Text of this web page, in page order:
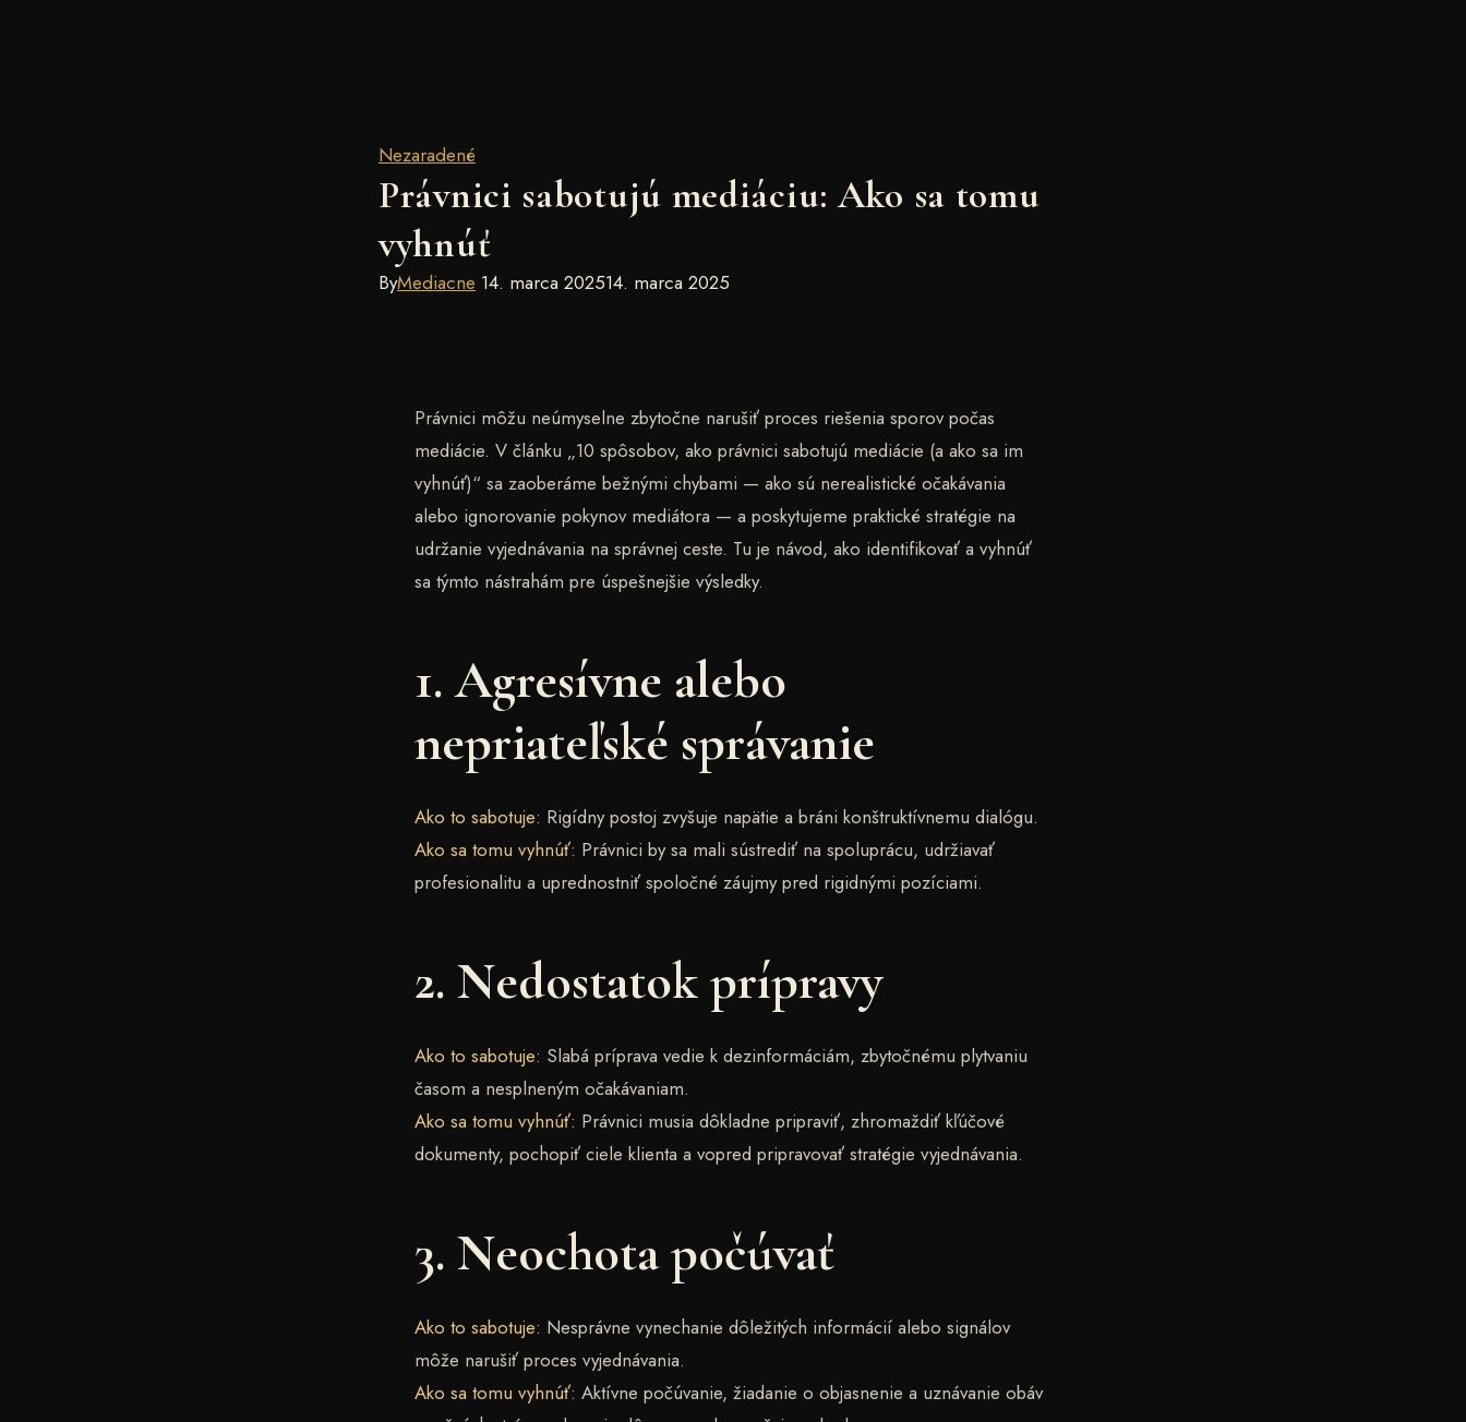
Nezaradené
Právnici sabotujú mediáciu: Ako sa tomu
vyhnúť
ByMediacne 14. marca 202514. marca 2025
Právnici môžu neúmyselne zbytočne narušiť proces riešenia sporov počas
mediácie. V článku „10 spôsobov, ako právnici sabotujú mediácie (a ako sa im
vyhnúť)“ sa zaoberáme bežnými chybami — ako sú nerealistické očakávania
alebo ignorovanie pokynov mediátora — a poskytujeme praktické stratégie na
udržanie vyjednávania na správnej ceste. Tu je návod, ako identifikovať a vyhnúť
sa týmto nástrahám pre úspešnejšie výsledky.
1. Agresívne alebo
nepriateľské správanie
Ako to sabotuje: Rigídny postoj zvyšuje napätie a bráni konštruktívnemu dialógu.
Ako sa tomu vyhnúť: Právnici by sa mali sústrediť na spoluprácu, udržiavať
profesionalitu a uprednostniť spoločné záujmy pred rigidnými pozíciami.
2. Nedostatok prípravy
Ako to sabotuje: Slabá príprava vedie k dezinformáciám, zbytočnému plytvaniu
časom a nesplneným očakávaniam.
Ako sa tomu vyhnúť: Právnici musia dôkladne pripraviť, zhromaždiť kľúčové
dokumenty, pochopiť ciele klienta a vopred pripravovať stratégie vyjednávania.
3. Neochota počúvať
Ako to sabotuje: Nesprávne vynechanie dôležitých informácií alebo signálov
môže narušiť proces vyjednávania.
Ako sa tomu vyhnúť: Aktívne počúvanie, žiadanie o objasnenie a uznávanie obáv